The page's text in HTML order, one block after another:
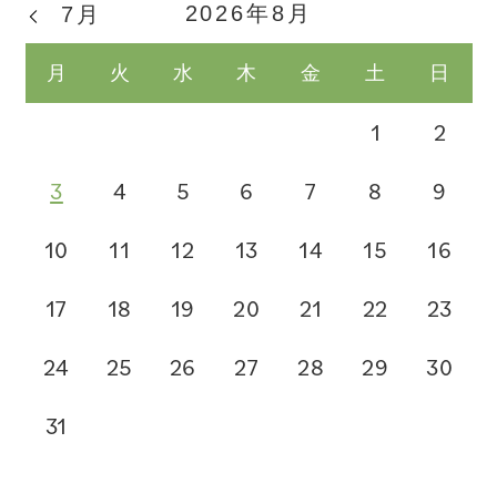
2026年8月
月 火 水 木 金 土 日
7月
1 2
3 4 5 6 7 8 9
10 11 12 13 14 15 16
17 18 19 20 21 22 23
24 25 26 27 28 29 30
31